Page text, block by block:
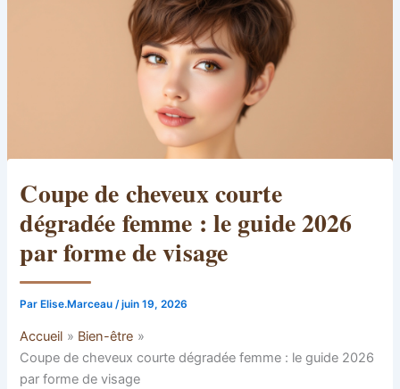
Coupe de cheveux courte
dégradée femme : le guide 2026
par forme de visage
ParElise.Marceau /juin 19, 2026
Accueil
Bien-être
Coupe de cheveux courte dégradée femme : le guide 2026
par forme de visage